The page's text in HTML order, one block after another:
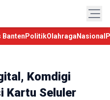
Banten PolitikOlahraga Nasional
Komdigi
Kartu Seluler